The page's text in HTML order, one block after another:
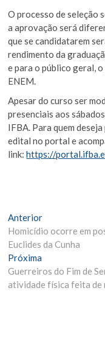
O processo de seleção
a aprovação será
que se candidatarem
rendimento da
e para o público geral,
ENEM.
Apesar do curso ser
presenciais aos
IFBA. Para quem
edital no portal e
link:https://
Navegação
de
Post
AnteriorMatéria
Anterior:
Homicídio ocorre em
Euclides da Cunha
Próxima
Materia:
Guerreiros do Fim de
atividade física feita de